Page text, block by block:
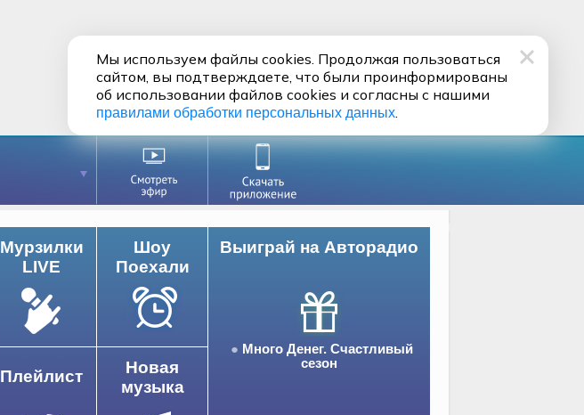
Выиграй на Авторадио
Много Денег. Счастливый
сезон
Мурзилки
LIVE
Шоу
Поехали
Плейлист
Новая
музыка
Мы используем файлы cookies. Продолжая пользоваться
сайтом, вы подтверждаете, что были проинформированы
об использовании файлов cookies и согласны с нашими
правилами обработки персональных данных.